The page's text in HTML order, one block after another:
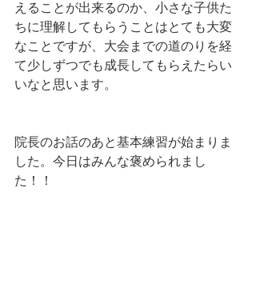
えることが出来るのか、小さな子供た
ちに理解してもらうことはとても大変
なことですが、大会までの道のりを経
て少しずつでも成長してもらえたらい
いなと思います。
院長のお話のあと基本練習が始まりま
した。今日はみんな褒められまし
た！！